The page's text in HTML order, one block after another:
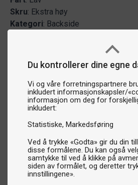
Du kontrollerer dine egne
Vi og våre forretningspartnere
inkludert informasjonskapsler/
informasjon om deg for
inkludert:
Statistiske Markedsføring
Ved å trykke «Godta» gir du din
disse formålene. Du kan også
samtykke til ved å klikke på
siden av formålet, og deretter
innstillingene».
Skru: Ekstra høy
Kategori: Backside